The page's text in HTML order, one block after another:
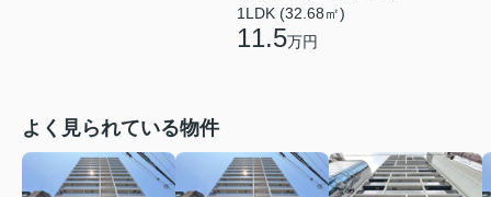
1LDK (32.68㎡)
11.5万円
よく見られている物件